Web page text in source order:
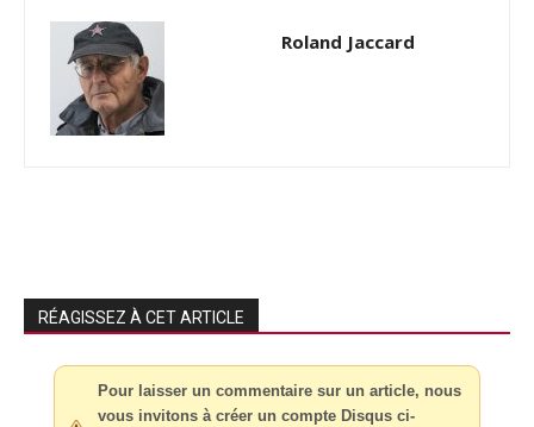
Roland Jaccard
RÉAGISSEZ À CET ARTICLE
Pour laisser un commentaire sur un article, nous
vous invitons à créer un compte Disqus ci-